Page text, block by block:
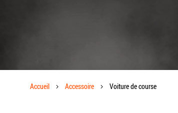
Accueil Accessoire Voiture de course